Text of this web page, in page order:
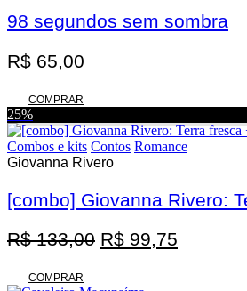
98 segundos sem sombra
R$ 65,00
COMPRAR
25%
Combos e kits Contos Romance
Giovanna Rivero
[combo] Giovanna Rivero:
R$133,00 O
R$ 99,75
COMPRAR